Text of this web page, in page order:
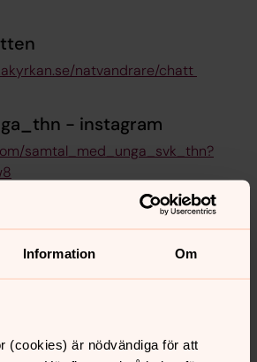
Information Om
(cookies) är nödvändiga för att
natvandrare/chatt
- instagram
samtal_med_unga_svk_thn?